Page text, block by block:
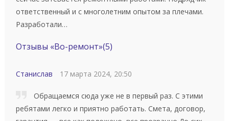
ответственный и с многолетним опытом за плечами.
Разработали…
Отзывы «Во-ремонт»(5)
Станислав 17 марта 2024, 20:50
Обращаемся сюда уже не в первый раз. С этими
ребятами легко и приятно работать. Смета, договор,